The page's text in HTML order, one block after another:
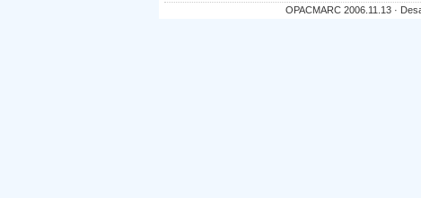
OPACMARC 2006.11.13 ·